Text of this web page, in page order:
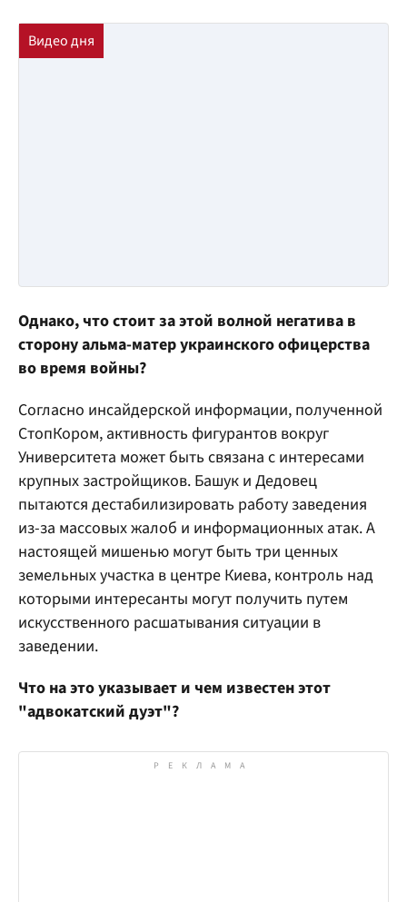
Однако, что стоит за этой волной негатива в
сторону альма-матер украинского офицерства
во время войны?
Согласно инсайдерской информации, полученной
СтопКором, активность фигурантов вокруг
Университета может быть связана с интересами
крупных застройщиков. Башук и Дедовец
пытаются дестабилизировать работу заведения
из-за массовых жалоб и информационных атак. А
настоящей мишенью могут быть три ценных
земельных участка в центре Киева, контроль над
которыми интересанты могут получить путем
искусственного расшатывания ситуации в
заведении.
Что на это указывает и чем известен этот
"адвокатский дуэт"?